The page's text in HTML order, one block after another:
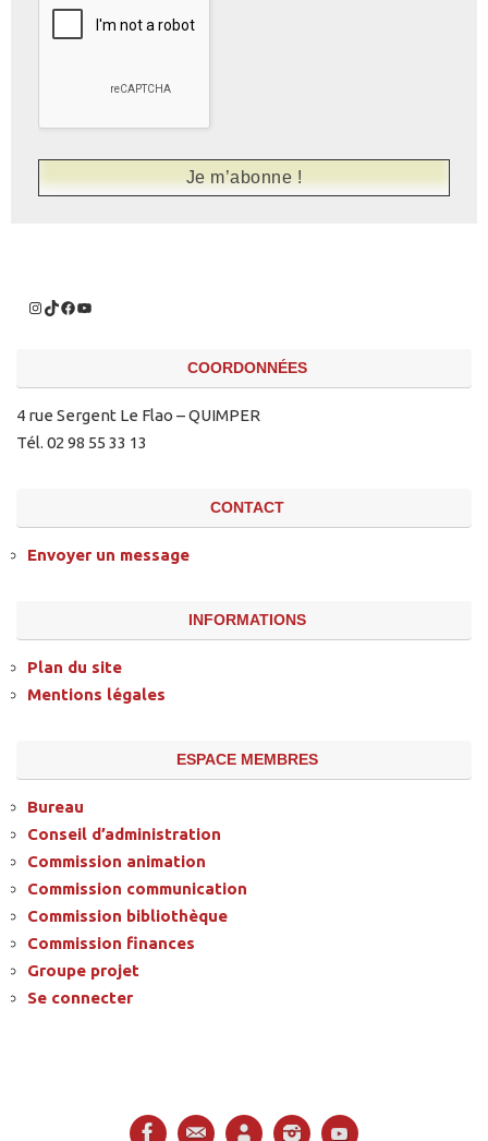
COORDONNÉES
4 rue Sergent Le Flao – QUIMPER
Tél. 02 98 55 33 13
CONTACT
Envoyer un message
INFORMATIONS
Plan du site
Mentions légales
ESPACE MEMBRES
Bureau
Conseil d’administration
Commission animation
Commission communication
Commission bibliothèque
Commission finances
Groupe projet
Se connecter